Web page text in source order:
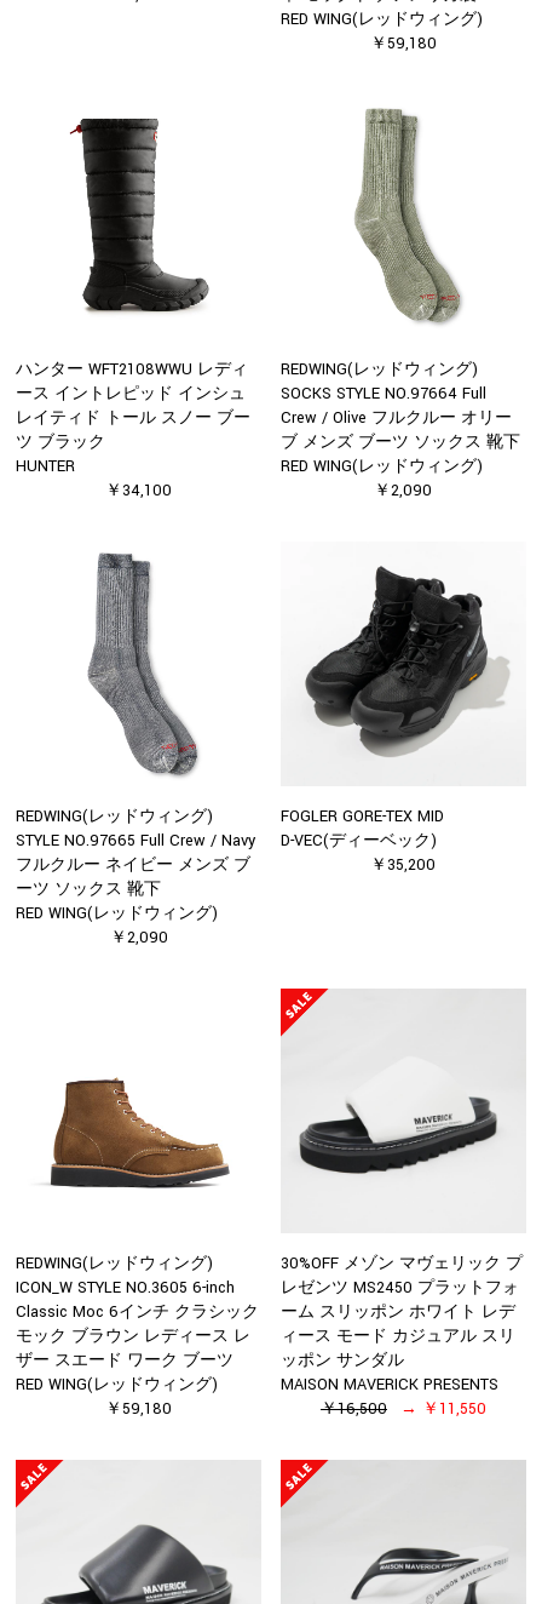
RED WING(レッドウィング)
￥59,180
ハンター WFT2108WWU レディ
ース イントレピッド インシュ
レイティド トール スノー ブー
ツ ブラック
HUNTER
￥34,100
REDWING(レッドウィング)
SOCKS STYLE NO.97664 Full
Crew / Olive フルクルー オリー
ブ メンズ ブーツ ソックス 靴下
RED WING(レッドウィング)
￥2,090
REDWING(レッドウィング)
STYLE NO.97665 Full Crew / Navy
フルクルー ネイビー メンズ ブ
ーツ ソックス 靴下
RED WING(レッドウィング)
￥2,090
FOGLER GORE-TEX MID
D-VEC(ディーベック)
￥35,200
REDWING(レッドウィング)
ICON_W STYLE NO.3605 6-inch
Classic Moc 6インチ クラシック
モック ブラウン レディース レ
ザー スエード ワーク ブーツ
RED WING(レッドウィング)
￥59,180
30%OFF メゾン マヴェリック プ
レゼンツ MS2450 プラットフォ
ーム スリッポン ホワイト レデ
ィース モード カジュアル スリ
ッポン サンダル
MAISON MAVERICK PRESENTS
￥16,500
￥11,550